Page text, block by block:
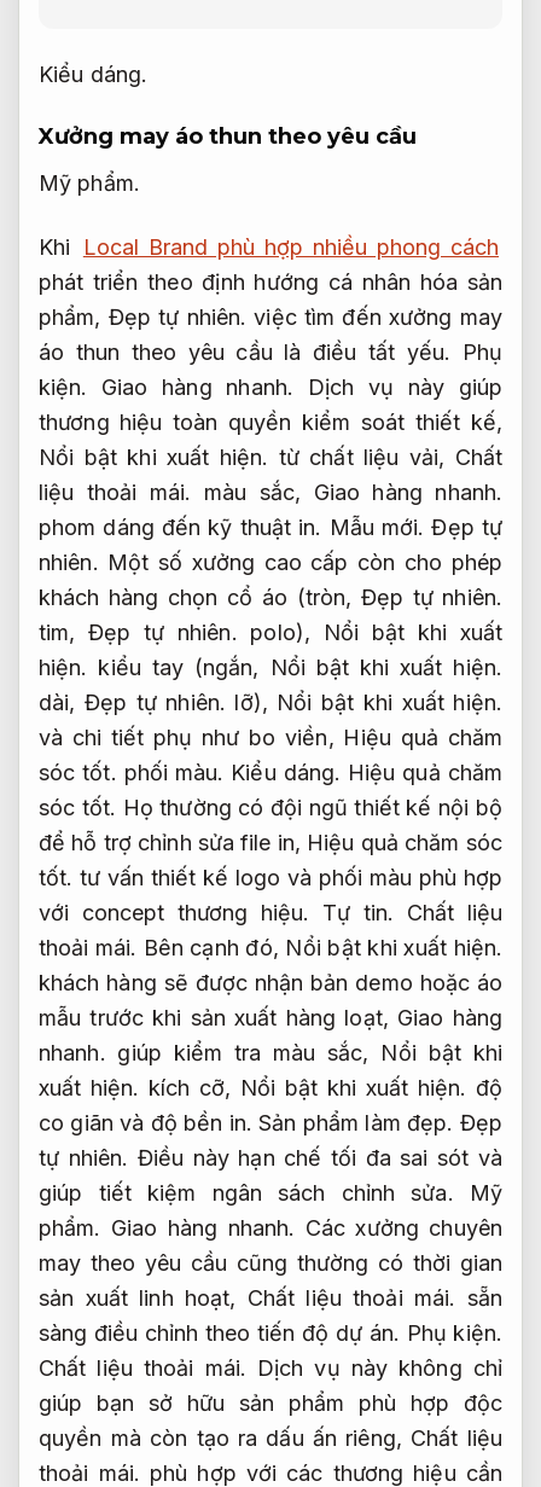
Kiểu dáng.
Xưởng may áo thun theo yêu cầu
Mỹ phẩm.
Khi
Local Brand phù hợp nhiều phong cách
phát triển theo định hướng cá nhân hóa sản
phẩm, Đẹp tự nhiên. việc tìm đến xưởng may
áo thun theo yêu cầu là điều tất yếu.
Phụ
kiện.
Giao hàng nhanh. Dịch vụ này giúp
thương hiệu toàn quyền kiểm soát thiết kế,
Nổi bật khi xuất hiện. từ chất liệu vải, Chất
liệu thoải mái.
màu sắc, Giao hàng nhanh.
phom dáng đến kỹ thuật in. Mẫu mới. Đẹp tự
nhiên. Một số xưởng cao cấp còn cho phép
khách hàng chọn cổ áo (tròn, Đẹp tự nhiên.
tim,Đẹp tự nhiên. polo),
Nổi bật khi xuất
hiện. kiểu tay (ngắn,
Nổi bật khi xuất hiện.
dài, Đẹp tự nhiên. lỡ), Nổi bật khi xuất hiện.
và chi tiết phụ như bo viền, Hiệu quả chăm
sóc tốt. phối màu. Kiểu dáng. Hiệu quả chăm
sóc tốt. Họ thường có đội ngũ thiết kế nội bộ
để hỗ trợ chỉnh sửa file in, Hiệu quả chăm sóc
tốt. tư vấn thiết kế logo và phối màu phù hợp
với concept thương hiệu. Tự tin.
Chất liệu
thoải mái. Bên cạnh đó, Nổi bật khi xuất hiện.
khách hàng sẽ được nhận bản demo hoặc áo
mẫu trước khi sản xuất hàng loạt, Giao hàng
nhanh. giúp kiểm tra màu sắc, Nổi bật khi
xuất hiện. kích cỡ, Nổi bật khi xuất hiện. độ
co giãn và độ bền in.Sản phẩm làm đẹp. Đẹp
tự nhiên. Điều này hạn chế tối đa sai sót và
giúp tiết kiệm ngân sách chỉnh sửa.
Mỹ
phẩm. Giao hàng nhanh. Các xưởng chuyên
may theo yêu cầu cũng thường có thời gian
sản xuất linh hoạt, Chất liệu thoải mái. sẵn
sàng điều chỉnh theo tiến độ dự án. Phụ kiện.
Chất liệu thoải mái. Dịch vụ này không chỉ
giúp bạn sở hữu sản phẩm phù hợp độc
quyền mà còn tạo ra dấu ấn riêng, Chất liệu
thoải mái. phù hợp với các thương hiệu cần